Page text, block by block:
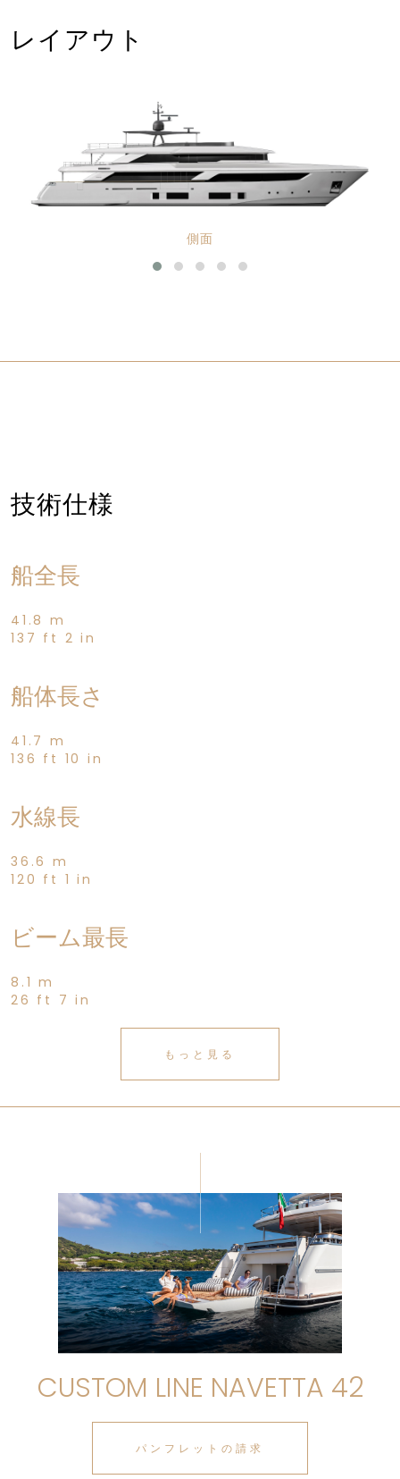
レイアウト
側面
技術仕様
船全長
41.8 m
137 ft 2 in
船体長さ
41.7 m
136 ft 10 in
水線長
36.6 m
120 ft 1 in
ビーム最長
8.1 m
26 ft 7 in
もっと見る
CUSTOM LINE NAVETTA 42
パンフレットの請求